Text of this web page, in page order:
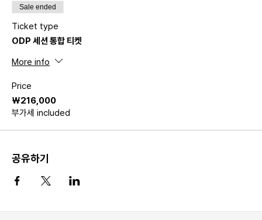
Sale ended
Ticket type
ODP 세션 통합 티켓
More info
Price
₩216,000
부가세 included
공유하기